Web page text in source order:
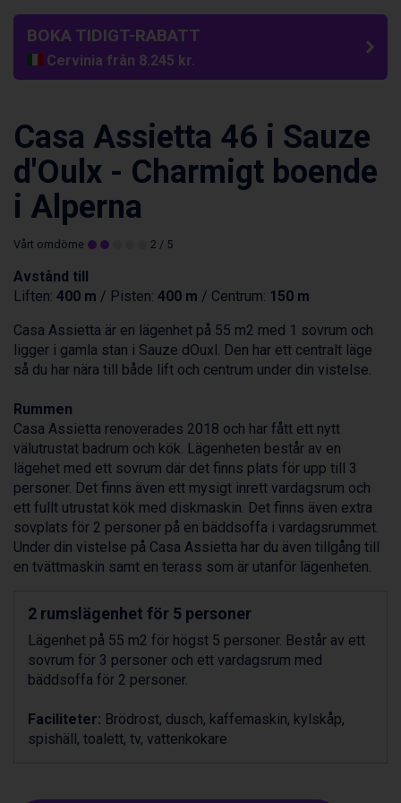
BOKA TIDIGT-RABATT
Cervinia från 8.245 kr.
Bad Hofgastein från 8.595 kr.
Saalbach från 9.445 kr.
Sölden från 12.995 kr.
Champoluc från 5.945 kr.
Sestriere från 6.945 kr.
Wagrain från 7.095 kr.
Fieberbrunn från 9.645 kr.
Ischgl från 11.295 kr.
St. Anton från 11.245 kr.
Zell am See från 6.295 kr.
Livigno från 5.595 kr.
Ponte di Legno från 7.395 kr.
Bad Gastein från 6.295 kr.
Alleghe från 8.545 kr.
Arabba från 11.045 kr.
La Thuile från 7.045 kr.
Cervinia från 8.245 kr.
Bad Hofgastein från 8.595 kr.
Passo Tonale från 5.895 kr.
Saalbach från 9.445 kr.
Sölden från 12.995 kr.
Champoluc från 5.945 kr.
Wagrain från 7.095 kr.
Fieberbrunn från 9.645 kr.
Ischgl från 11.295 kr.
Val Thorens från 8.395 kr.
St. Anton från 11.245 kr.
Zell am See från 6.295 kr.
Canazei från 7.195 kr.
Livigno från 5.595 kr.
Casa Assietta 46 i Sauze
d'Oulx - Charmigt boende
i Alperna
Vårt omdöme 2 / 5
Avstånd till
Liften: 400 m / Pisten: 400 m / Centrum: 150 m
Casa Assietta är en lägenhet på 55 m2 med 1 sovrum och
ligger i gamla stan i Sauze dOuxl. Den har ett centralt läge
så du har nära till både lift och centrum under din vistelse.
Rummen
Casa Assietta renoverades 2018 och har fått ett nytt
välutrustat badrum och kök. Lägenheten består av en
lägehet med ett sovrum där det finns plats för upp till 3
personer. Det finns även ett mysigt inrett vardagsrum och
ett fullt utrustat kök med diskmaskin. Det finns även extra
sovplats för 2 personer på en bäddsoffa i vardagsrummet.
Under din vistelse på Casa Assietta har du även tillgång till
en tvättmaskin samt en terass som är utanför lägenheten.
2 rumslägenhet för 5 personer
Lägenhet på 55 m2 för högst 5 personer. Består av ett
sovrum för 3 personer och ett vardagsrum med
bäddsoffa för 2 personer.
Faciliteter: Brödrost, dusch, kaffemaskin, kylskåp,
spishäll, toalett, tv, vattenkokare